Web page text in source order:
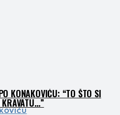
KONAKOVIĆU: “TO ŠTO SI